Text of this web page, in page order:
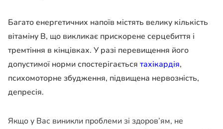
Багато енергетичних напоїв містять велику кількість
вітаміну В, що викликає прискорене серцебиття і
тремтіння в кінцівках. У разі перевищення його
допустимої норми спостерігається тахікардія,
психомоторне збудження, підвищена нервозність,
депресія.
Якщо у Вас виникли проблеми зі здоров’ям, не